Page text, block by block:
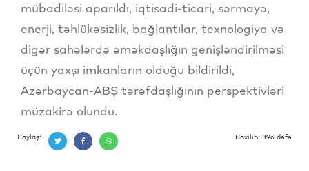
mübadiləsi aparıldı, iqtisadi-ticari, sərmayə,
enerji, təhlükəsizlik, bağlantılar, texnologiya və
digər sahələrdə əməkdaşlığın genişləndirilməsi
üçün yaxşı imkanların olduğu bildirildi,
Azərbaycan-ABŞ tərəfdaşlığının perspektivləri
müzakirə olundu.
Paylaş: Baxılıb: 396 dəfə